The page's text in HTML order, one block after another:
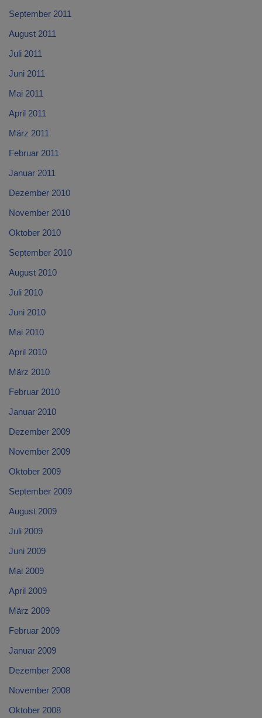
September 2011
August 2011
Juli 2011
Juni 2011
Mai 2011
April 2011
März 2011
Februar 2011
Januar 2011
Dezember 2010
November 2010
Oktober 2010
September 2010
August 2010
Juli 2010
Juni 2010
Mai 2010
April 2010
März 2010
Februar 2010
Januar 2010
Dezember 2009
November 2009
Oktober 2009
September 2009
August 2009
Juli 2009
Juni 2009
Mai 2009
April 2009
März 2009
Februar 2009
Januar 2009
Dezember 2008
November 2008
Oktober 2008